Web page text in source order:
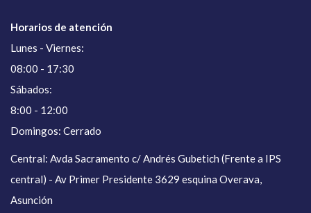
Horarios de atención
Lunes - Viernes:
08:00 - 17:30
Sábados:
8:00 - 12:00
Domingos: Cerrado
Central: Avda Sacramento c/ Andrés Gubetich (Frente a IPS
central) - Av Primer Presidente 3629 esquina Overava,
Asunción